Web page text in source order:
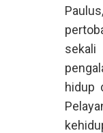
hidup